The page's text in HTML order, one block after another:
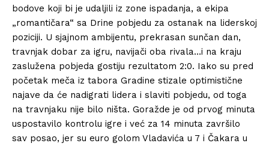
bodove koji bi je udaljili iz zone ispadanja, a ekipa
„romantičara“ sa Drine pobjedu za ostanak na liderskoj
poziciji. U sjajnom ambijentu, prekrasan sunčan dan,
travnjak dobar za igru, navijači oba rivala…i na kraju
zaslužena pobjeda gostiju rezultatom 2:0. Iako su pred
početak meča iz tabora Gradine stizale optimistične
najave da će nadigrati lidera i slaviti pobjedu, od toga
na travnjaku nije bilo ništa. Goražde je od prvog minuta
uspostavilo kontrolu igre i već za 14 minuta završilo
sav posao, jer su euro golom Vladavića u 7 i Čakara u